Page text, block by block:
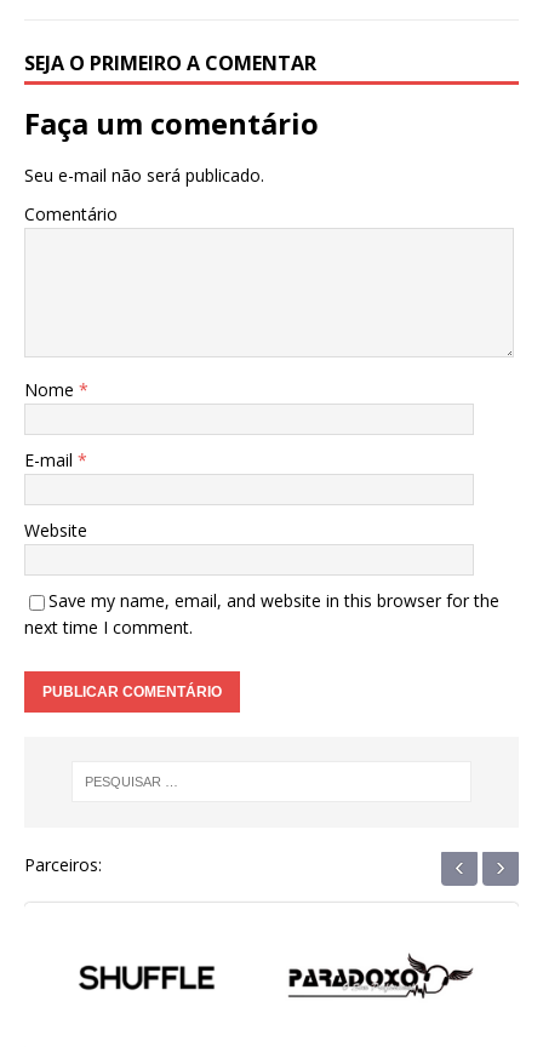
SEJA O PRIMEIRO A COMENTAR
Faça um comentário
Seu e-mail não será publicado.
Comentário
Nome *
E-mail *
Website
Save my name, email, and website in this browser for the
next time I comment.
Parceiros: ‹ ›